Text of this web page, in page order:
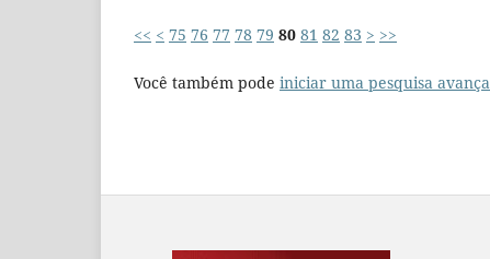
<< < 75 76 77 78 79 80 81 82 83 > >>
Você também pode iniciar uma pesquisa